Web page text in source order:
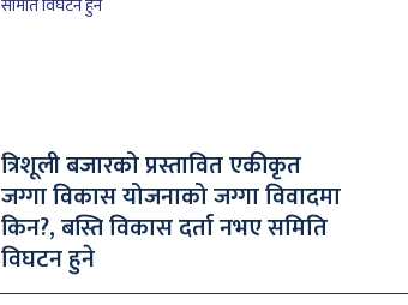
त्रिशूली बजारको प्रस्तावित एकीकृत
जग्गा विकास योजनाको जग्गा विवादमा
किन?, बस्ति विकास दर्ता नभए समिति
विघटन हुने